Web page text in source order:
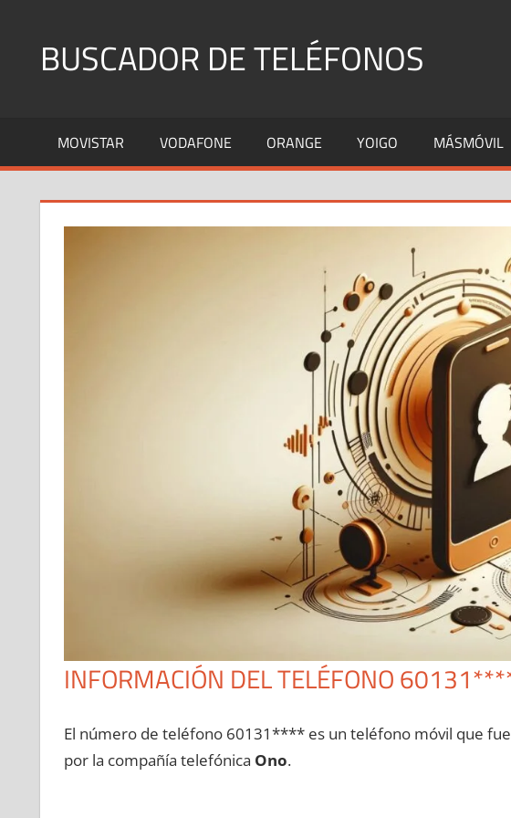
contenidoBUSCADOR DE TELÉFONOS
Fijos
y
MOVISTAR VODAFONE ORANGE YOIGO MÁSMÓVIL
INFORMACIÓN DEL TELÉFONO
El número dе teléfono 60131**** es un teléfono móvil quе
pοr la compañía telefónica Ono.